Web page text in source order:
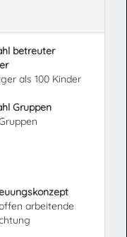
betreuter
als 100 Kinder
Gruppen
arbeitende